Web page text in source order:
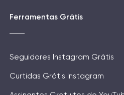
Ferramentas Grátis
Seguidores Instagram Grátis
Curtidas Grátis Instagram